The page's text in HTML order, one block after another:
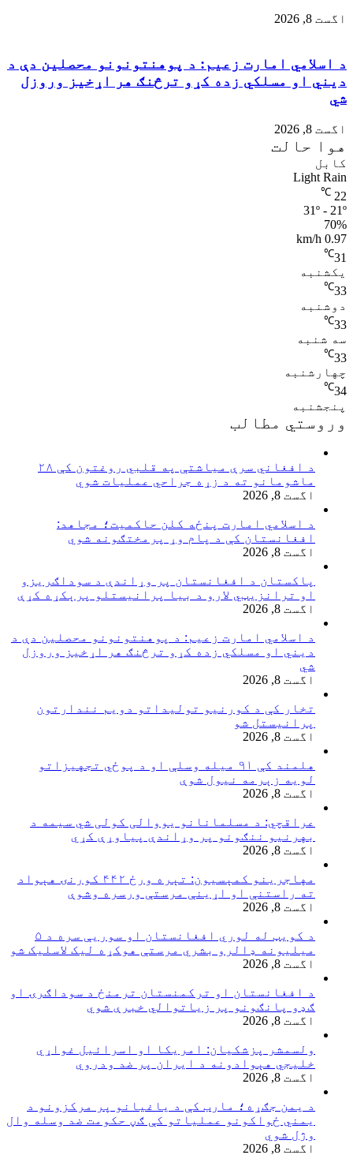
اگست 8, 2026
د اسلامي امارت زعيم: د پوهنتونونو محصلین دې د
دیني او مسلکي زده کړو ترڅنګ هر اړخیز وروزل
شي
اگست 8, 2026
هوا حالت
کابل
Light Rain
22
℃
31º - 21º
70%
0.97 km/h
31
℃
یکشنبه
33
℃
دوشنبه
33
℃
سه شنبه
33
℃
چهارشنبه
34
℃
پنجشنبه
وروستي مطالب
د افغاني سرې میاشتې په قلبي روغتون کې ۲۸
ماشومانو ته د زړه جراحي عملیات شوي
اگست 8, 2026
د اسلامي امارت پنځه کلن حاکمیت؛ مجاهد:
افغانستان کې د پام وړ پرمختګونه شوي
اگست 8, 2026
پاکستان د افغانستان پر وړاندې د سوداګریزو
او ترانزیټي لارو د بیا پرانیستلو پرېکړه کړې
اگست 8, 2026
د اسلامي امارت زعيم: د پوهنتونونو محصلین دې د
دیني او مسلکي زده کړو ترڅنګ هر اړخیز وروزل
شي
اگست 8, 2026
تخار کې د کورنیو تولیداتو دویم نندارتون
پرانیستل شو
اگست 8, 2026
هلمند کې ۹۱ میله وسلې او د پوځي تجهیزاتو
لویه زېرمه نیول شوې
اگست 8, 2026
عراقچي: د مسلمانانو یووالی کولی شي سیمه د
بهرنیو ننګونو پر وړاندې پیاوړې کړي
اگست 8, 2026
مهاجرينو کمېسیون: تېره ورځ ۴۴۲ کورنۍ هېواد
ته راستنې او اړينې مرستې ورسره وشوې
اگست 8, 2026
د کویټ له لوري افغانستان او سوریې سره د ۵
میلیونه ډالرو بشري مرستې هوکړه ليک لاسليک شو
اگست 8, 2026
د افغانستان او ترکمنستان ترمنځ د سوداګرۍ او
ګډو پانګونو پر زیاتوالي خبرې شوي
اگست 8, 2026
ولسمشر پزشکیان: امریکا او اسرائیل غواړي
خلیجي هېوادونه د ایران پر ضد ودروي
اگست 8, 2026
د یمن جګړه؛ مارب کې د یاغیانو پر مرکزونو د
یمني ځواکونو عملیاتو کې ګڼ حکومت ضد وسله وال
وژل شوي
اگست 8, 2026